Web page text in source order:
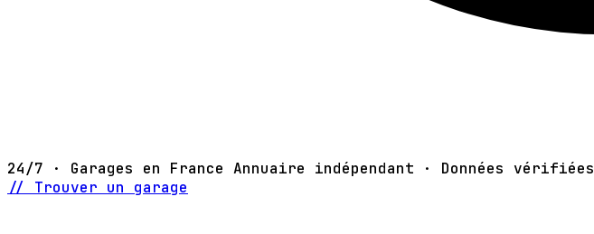
24/7 · Garages en France Annuaire indépendant · Données vérifiées
// Trouver un garage